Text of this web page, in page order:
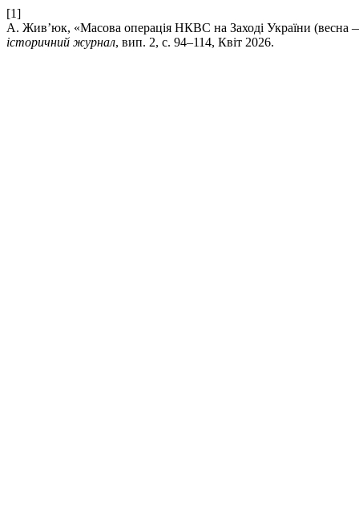
[1]
А. Жив’юк, «Масова операція НКВС на Заході України (весна —
історичний журнал, вип. 2, с. 94–114, Квіт 2026.